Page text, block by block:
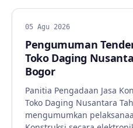
BERITA
05 Agu 2026
Pengumuman
Toko Daging
Bogor
Panitia Pengadaan Jasa
Toko Daging Nusantara
mengumumkan